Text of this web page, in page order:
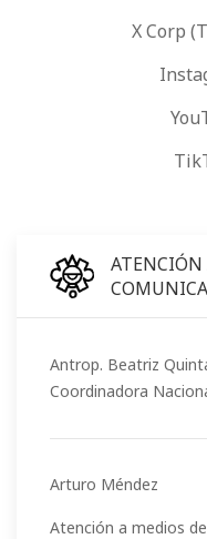
X Corp
ATENCIÓN
Antrop. Beatriz
Coordinadora
Arturo Méndez
Atención a medios